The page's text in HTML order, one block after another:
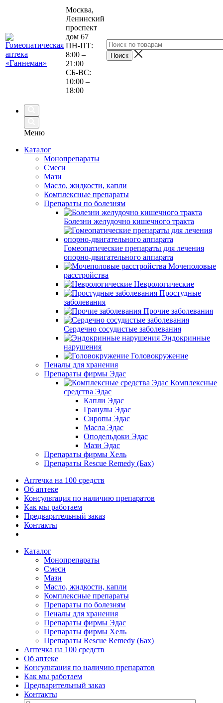
Москва,
Ленинский
проспект
дом 67
ПН-ПТ:
8:00 –
21:00
СБ-ВС:
10:00 –
18:00
Меню
Каталог
Монопрепараты
Смеси
Мази
Масло, жидкости, капли
Комплексные препараты
Препараты по болезням
Болезни желудочно кишечного тракта
Гомеопатические препараты для лечения
опорно-двигательного аппарата
Мочеполовые
расстройства
Неврологические
Простудные
заболевания
Прочие заболевания
Сердечно сосудистые заболевания
Эндокринные
нарушения
Головокружение
Пеналы для хранения
Препараты фирмы Эдас
Комплексные
средства Эдас
Капли Эдас
Гранулы Эдас
Сиропы Эдас
Масла Эдас
Оподельдоки Эдас
Мази Эдас
Препараты фирмы Хель
Препараты Rescue Remedy (Бах)
Аптечка на 100 средств
Об аптеке
Консультация по наличию препаратов
Как мы работаем
Предварительный заказ
Контакты
Каталог
Монопрепараты
Смеси
Мази
Масло, жидкости, капли
Комплексные препараты
Препараты по болезням
Пеналы для хранения
Препараты фирмы Эдас
Препараты фирмы Хель
Препараты Rescue Remedy (Бах)
Аптечка на 100 средств
Об аптеке
Консультация по наличию препаратов
Как мы работаем
Предварительный заказ
Контакты